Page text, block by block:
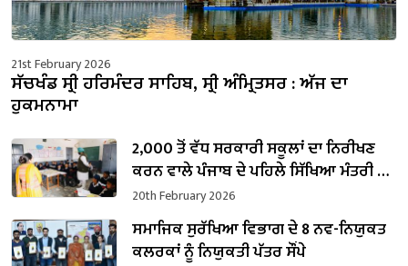
21st February 2026
ਸੱਚਖੰਡ ਸ੍ਰੀ ਹਰਿਮੰਦਰ ਸਾਹਿਬ, ਸ੍ਰੀ ਅੰਮ੍ਰਿਤਸਰ : ਅੱਜ ਦਾ
ਹੁਕਮਨਾਮਾ
2,000 ਤੋਂ ਵੱਧ ਸਰਕਾਰੀ ਸਕੂਲਾਂ ਦਾ ਨਿਰੀਖਣ
ਕਰਨ ਵਾਲੇ ਪੰਜਾਬ ਦੇ ਪਹਿਲੇ ਸਿੱਖਿਆ ਮੰਤਰੀ ਬਣੇ
ਹਰਜੋਤ ਸਿੰਘ ਬੈਂਸ
20th February 2026
ਸਮਾਜਿਕ ਸੁਰੱਖਿਆ ਵਿਭਾਗ ਦੇ 8 ਨਵ-ਨਿਯੁਕਤ
ਕਲਰਕਾਂ ਨੂੰ ਨਿਯੁਕਤੀ ਪੱਤਰ ਸੌਂਪੇ